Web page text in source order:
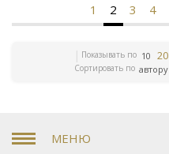
1 2 3 4
Показывать по 10 20
Сортировать по автору